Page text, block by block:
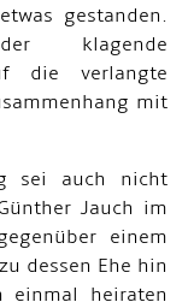
gestanden.
klagende
die verlangte
mit
sei auch nicht
Jauch im
einem
dessen Ehe hin
einmal heiraten